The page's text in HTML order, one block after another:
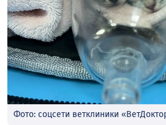
Фото: соцсети ветклиники